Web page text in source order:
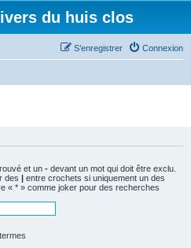
du huis clos
Connexion
S’enregistrer
et un - devant un mot qui doit être exclu.
des | entre crochets si uniquement un des
« * » comme joker pour des recherches